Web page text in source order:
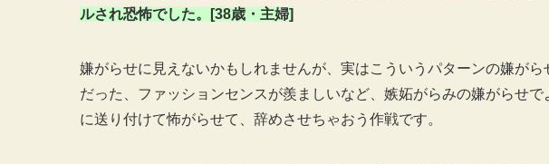
ルされ恐怖でした。[38歳・主婦]
嫌がらせに見えないかもしれませんが、実はこういうパターンの嫌が
だった、ファッションセンスが羨ましいなど、嫉妬がらみの嫌がらせ
に送り付けて怖がらせて、辞めさせちゃおう作戦です。